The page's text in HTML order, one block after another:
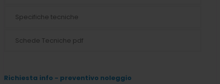
Specifiche tecniche
Schede Tecniche pdf
Richiesta info - preventivo noleggio